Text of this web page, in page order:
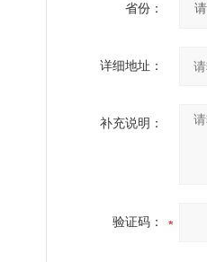
省份：
详细地址：
补充说明：
验证码：